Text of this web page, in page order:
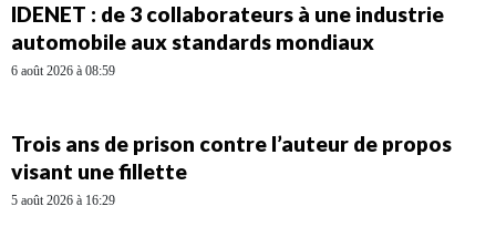
IDENET : de 3 collaborateurs à une industrie
automobile aux standards mondiaux
6 août 2026 à 08:59
Trois ans de prison contre l’auteur de propos
visant une fillette
5 août 2026 à 16:29